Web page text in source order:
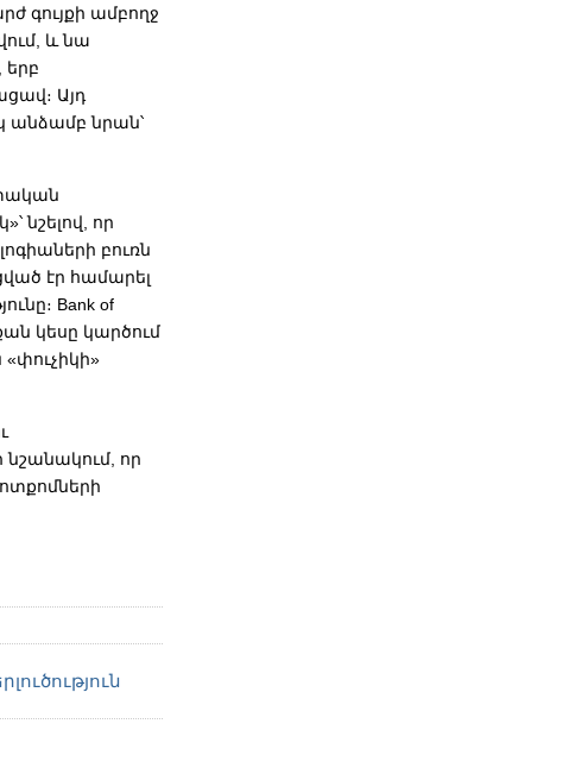
գույքի ամբողջ
և նա
երբ
Այդ
անձամբ նրան՝
նշելով, որ
բուռն
էր համարել
Bank of
կեսը կարծում
նշանակում, որ